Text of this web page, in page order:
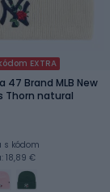
EXTRA
47 Brand MLB New
Thorn natural
s kódom
18,89 €